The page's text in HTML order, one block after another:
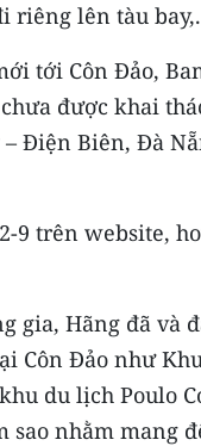
riêng lên tàu
tới Côn Đảo,
được khai
– Điện Biên, Đà
9 trên website,
gia, Hãng đã và
Côn Đảo như
du lịch Poulo
sao nhằm mang